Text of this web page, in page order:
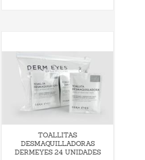
TOALLITAS
DESMAQUILLADORAS
DERMEYES 24 UNIDADES